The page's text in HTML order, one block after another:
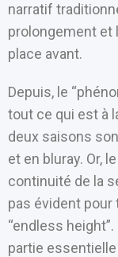
narratif
prolongement et
place avant.
Depuis, le
tout ce qui est à
deux saisons
et en bluray. Or,
continuité de la
pas évident pour
“endless
partie